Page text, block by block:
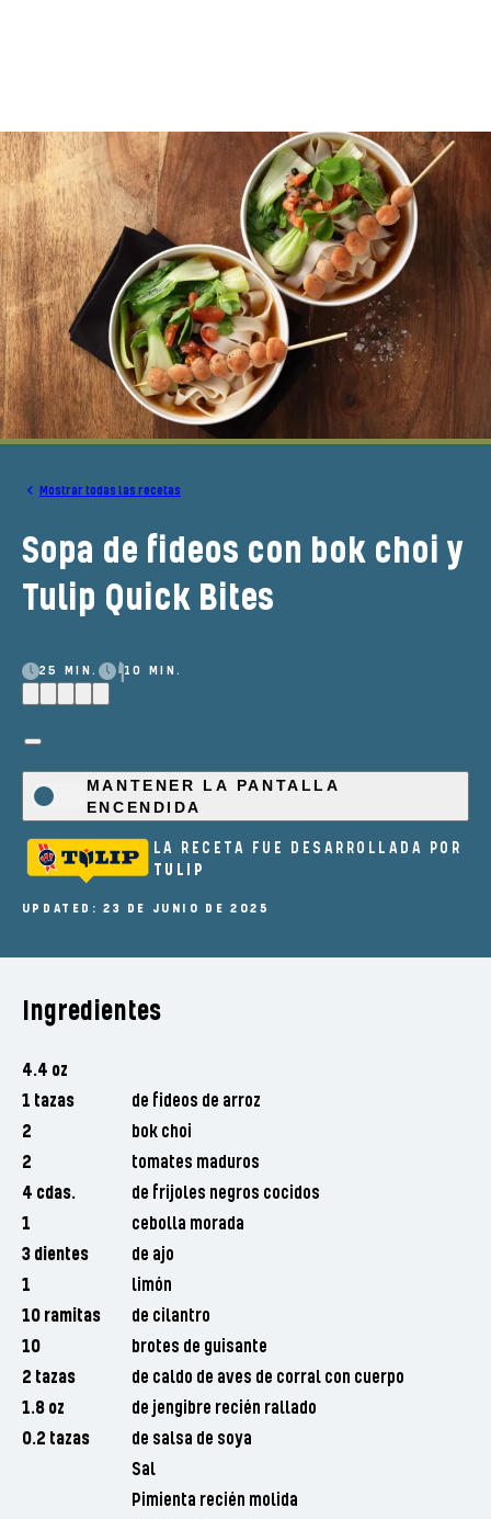
Mostrar todas las recetas
Sopa de fideos con bok choi y
Tulip Quick Bites
25 MIN. 10 MIN.
MANTENER LA PANTALLA
ENCENDIDA
LA RECETA FUE DESARROLLADA POR
TULIP
UPDATED: 23 DE JUNIO DE 2025
Ingredientes
4.4 oz
1 tazas
de fideos de arroz
2
bok choi
2
tomates maduros
4 cdas.
de frijoles negros cocidos
1
cebolla morada
3 dientes
de ajo
1
limón
10 ramitas
de cilantro
10
brotes de guisante
2 tazas
de caldo de aves de corral con cuerpo
1.8 oz
de jengibre recién rallado
0.2 tazas
de salsa de soya
Sal
Pimienta recién molida